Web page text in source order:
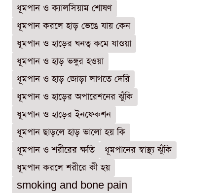
ধূমপান ও ক্যালসিয়াম শোষণ
ধূমপান করলে হাড় ভেঙে যায় কেন
ধূমপান ও হাড়ের ঘনত্ব কমে যাওয়া
ধূমপান ও হাড় ভঙ্গুর হওয়া
ধূমপান ও হাড় জোড়া লাগতে দেরি
ধূমপান ও হাড়ের অপারেশনের ঝুঁকি
ধূমপান ও হাড়ের ইনফেকশন
ধূমপান ছাড়লে হাড় ভালো হয় কি
ধূমপান ও শরীরের ক্ষতি
ধূমপানের স্বাস্থ্য ঝুঁকি
ধূমপান করলে শরীরে কী হয়
smoking and bone pain